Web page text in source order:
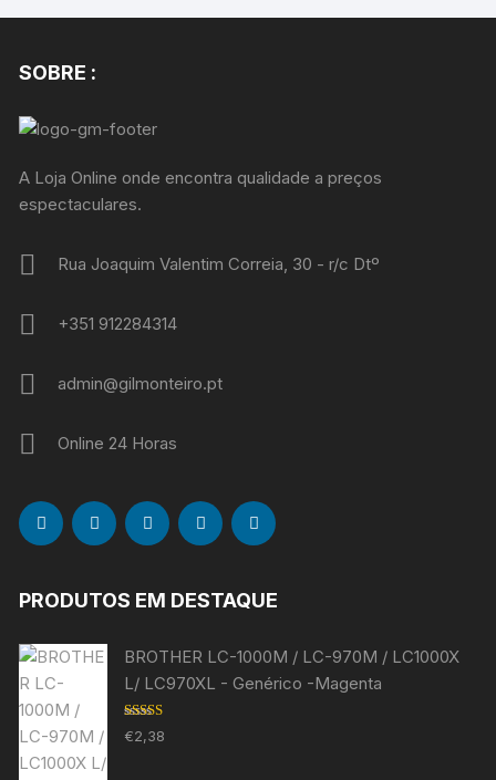
SOBRE :
A Loja Online onde encontra qualidade a preços
espectaculares.
Rua Joaquim Valentim Correia, 30 - r/c Dtº
+351 912284314
admin@gilmonteiro.pt
Online 24 Horas
PRODUTOS EM DESTAQUE
BROTHER LC-1000M / LC-970M / LC1000X
L/ LC970XL - Genérico -Magenta
Avaliação
5.00de 5
€2,38